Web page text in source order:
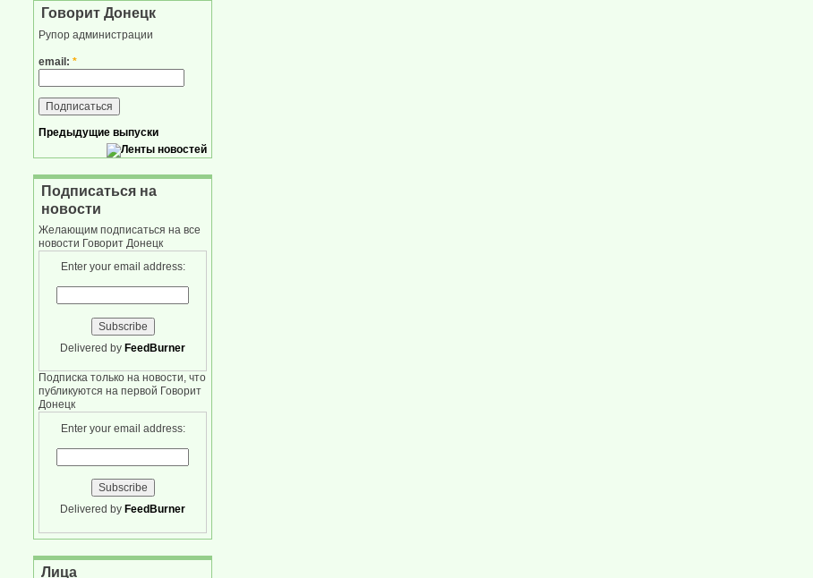
Говорит Донецк
Рупор администрации
email: *
Предыдущие выпуски
Подписаться на
новости
Желающим подписаться на все
новости Говорит Донецк
Enter your email address:
Delivered by FeedBurner
Подписка только на новости, что
публикуются на первой Говорит
Донецк
Enter your email address:
Delivered by FeedBurner
Лица